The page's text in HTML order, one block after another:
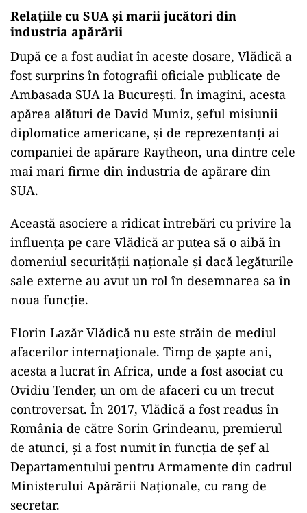
Relațiile cu SUA și marii jucători din
industria apărării
După ce a fost audiat în aceste dosare, Vlădică a
fost surprins în fotografii oficiale publicate de
Ambasada SUA la București. În imagini, acesta
apărea alături de David Muniz, șeful misiunii
diplomatice americane, și de reprezentanți ai
companiei de apărare Raytheon, una dintre cele
mai mari firme din industria de apărare din
SUA.
Această asociere a ridicat întrebări cu privire la
influența pe care Vlădică ar putea să o aibă în
domeniul securității naționale și dacă legăturile
sale externe au avut un rol în desemnarea sa în
noua funcție.
Florin Lazăr Vlădică nu este străin de mediul
afacerilor internaționale. Timp de șapte ani,
acesta a lucrat în Africa, unde a fost asociat cu
Ovidiu Tender, un om de afaceri cu un trecut
controversat. În 2017, Vlădică a fost readus în
România de către Sorin Grindeanu, premierul
de atunci, și a fost numit în funcția de șef al
Departamentului pentru Armamente din cadrul
Ministerului Apărării Naționale, cu rang de
secretar.